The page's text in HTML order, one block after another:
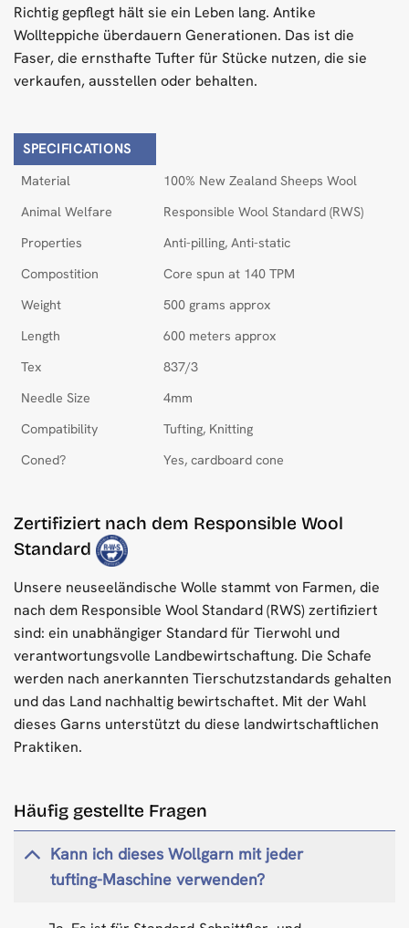
Richtig gepflegt hält sie ein Leben lang. Antike
Wollteppiche überdauern Generationen. Das ist die
Faser, die ernsthafte Tufter für Stücke nutzen, die sie
verkaufen, ausstellen oder behalten.
SPECIFICATIONS
Material
100% New Zealand Sheeps Wool
Animal Welfare
Responsible Wool Standard (RWS)
Properties
Anti-pilling, Anti-static
Compostition
Core spun at 140 TPM
Weight
500 grams approx
Length
600 meters approx
Tex
837/3
Needle Size
4mm
Compatibility
Tufting, Knitting
Coned?
Yes, cardboard cone
Zertifiziert nach dem Responsible Wool
Standard
Unsere neuseeländische Wolle stammt von Farmen, die
nach dem Responsible Wool Standard (RWS) zertifiziert
sind: ein unabhängiger Standard für Tierwohl und
verantwortungsvolle Landbewirtschaftung. Die Schafe
werden nach anerkannten Tierschutzstandards gehalten
und das Land nachhaltig bewirtschaftet. Mit der Wahl
dieses Garns unterstützt du diese landwirtschaftlichen
Praktiken.
Häufig gestellte Fragen
Kann ich dieses Wollgarn mit jeder
tufting-Maschine verwenden?